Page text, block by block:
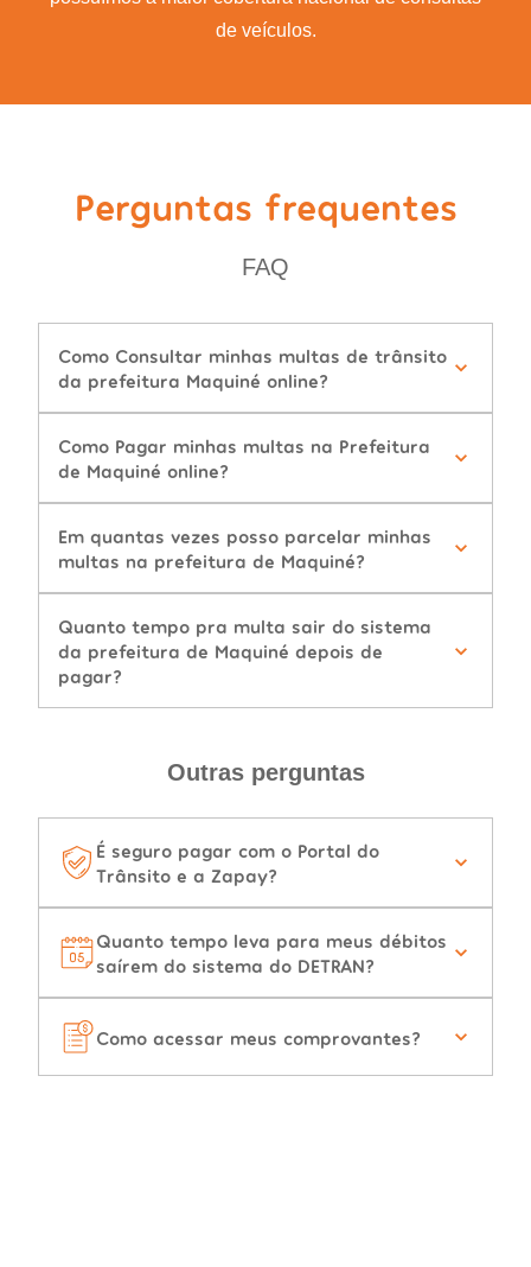
de veículos.
Perguntas frequentes
FAQ
Como Consultar minhas multas de trânsito
da prefeitura Maquiné online?
Como Pagar minhas multas na Prefeitura
de Maquiné online?
Em quantas vezes posso parcelar minhas
multas na prefeitura de Maquiné?
Quanto tempo pra multa sair do sistema
da prefeitura de Maquiné depois de
pagar?
Outras perguntas
É seguro pagar com o Portal do
Trânsito e a Zapay?
Quanto tempo leva para meus débitos
saírem do sistema do DETRAN?
Como acessar meus comprovantes?